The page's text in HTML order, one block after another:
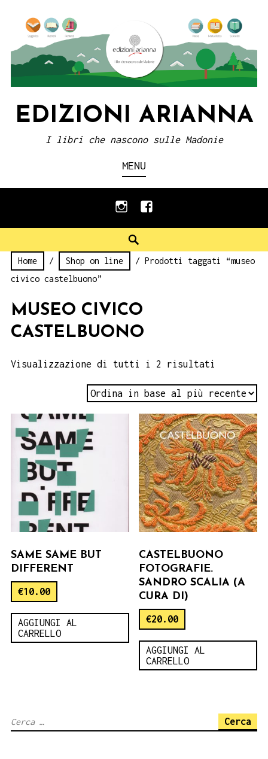
content
EDIZIONI ARIANNA
I libri che nascono sulle Madonie
MENU
instagramfacebook
Home / Shop on line
/ Prodotti taggati “museo
civico castelbuono”
MUSEO CIVICO
CASTELBUONO
Visualizzazione di tutti i 2 risultati
SAME SAME BUT
DIFFERENT
€10.00
AGGIUNGI AL
CARRELLO
CASTELBUONO
FOTOGRAFIE.
SANDRO SCALIA (A
CURA DI)
€20.00
AGGIUNGI AL
CARRELLO
Ricerca